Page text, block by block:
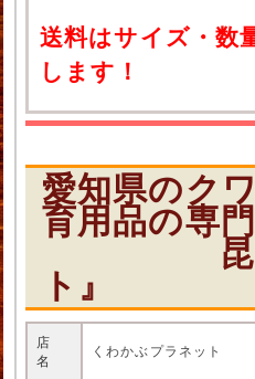
送料はサイズ・数
します！
愛知県のク
育用品の専
昆虫シ
ト』
店
名
くわかぶプラネット